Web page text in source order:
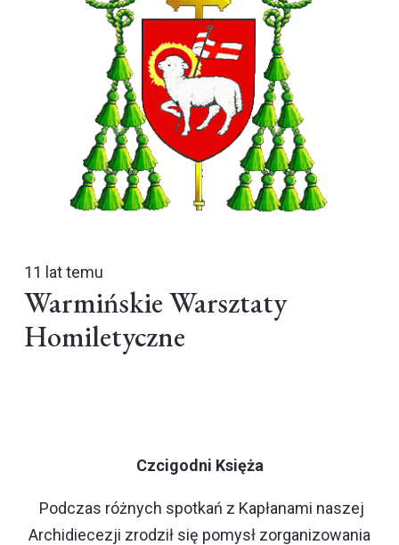
11 lat temu
Warmińskie Warsztaty
Homiletyczne
Czcigodni Księża
Podczas różnych spotkań z Kapłanami naszej
Archidiecezji zrodził się pomysł zorganizowania